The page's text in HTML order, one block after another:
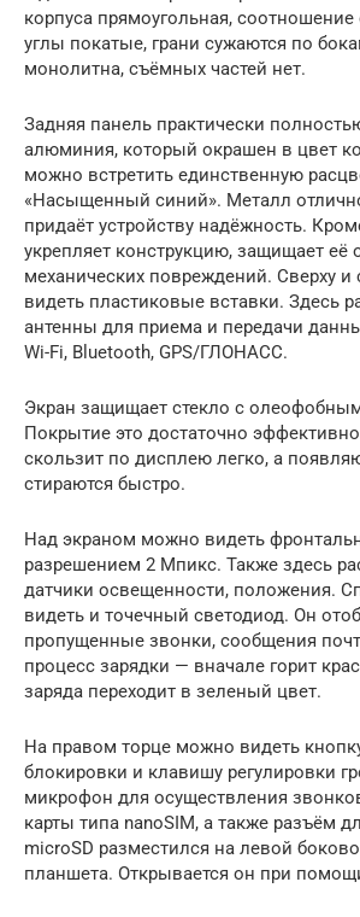
корпуса прямоугольная, соотношение
углы покатые, грани сужаются по
монолитна, съёмных частей нет.
Задняя панель практически
алюминия, который окрашен в цвет
можно встретить единственную
«Насыщенный синий». Металл
придаёт устройству надёжность.
укрепляет конструкцию, защищает её
механических повреждений. Сверху
видеть пластиковые вставки. Здесь
антенны для приема и передачи
Wi-Fi, Bluetooth, GPS/ГЛОНАСС.
Экран защищает стекло с
Покрытие это достаточно
скользит по дисплею легко, а
стираются быстро.
Над экраном можно видеть
разрешением 2 Мпикс. Также здесь
датчики освещенности, положения.
видеть и точечный светодиод. Он
пропущенные звонки, сообщения
процесс зарядки — вначале горит
заряда переходит в зеленый цвет.
На правом торце можно видеть
блокировки и клавишу регулировки
микрофон для осуществления
карты типа nanoSIM, а также разъём
microSD разместился на левой
планшета. Открывается он при